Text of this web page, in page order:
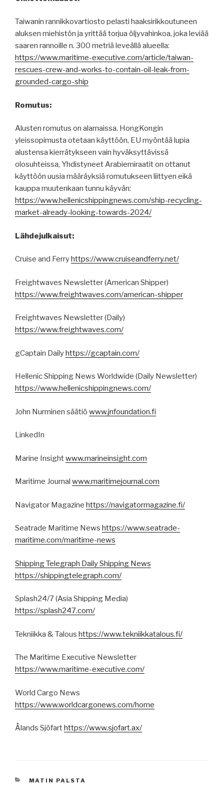
Taiwanin rannikkovartiosto pelasti haaksirikkoutuneen
aluksen miehistön ja yrittää torjua öljyvahinkoa, joka leviää
saaren rannoille n. 300 metriä leveällä alueella:
https://www.maritime-executive.com/article/taiwan-
rescues-crew-and-works-to-contain-oil-leak-from-
grounded-cargo-ship
Romutus:
Alusten romutus on alamaissa. HongKongin
yleissopimusta otetaan käyttöön, EU myöntää lupia
alustensa kierrätykseen vain hyväksyttävissä
olosuhteissa, Yhdistyneet Arabiemiraatit on ottanut
käyttöön uusia määräyksiä romutukseen liittyen eikä
kauppa muutenkaan tunnu käyvän:
https://www.hellenicshippingnews.com/ship-recycling-
market-already-looking-towards-2024/
Lähdejulkaisut:
Cruise and Ferryhttps://www.cruiseandferry.net/
Freightwaves Newsletter (American Shipper)
https://www.freightwaves.com/american-shipper
Freightwaves Newsletter (Daily)
https://www.freightwaves.com/
gCaptain Dailyhttps://gcaptain.com/
Hellenic Shipping News Worldwide (Daily Newsletter)
https://www.hellenicshippingnews.com/
John Nurminen säätiö www.jnfoundation.fi
LinkedIn
Marine Insightwww.marineinsight.com
Maritime Journal www.maritimejournal.com
Navigator Magazine https://navigatormagazine.fi/
Seatrade Maritime News https://www.seatrade-
maritime.com/maritime-news
Shipping Telegraph Daily Shipping News
https://shippingtelegraph.com/
Splash24/7 (Asia Shipping Media)
https://splash247.com/
Tekniikka & Talous https://www.tekniikkatalous.fi/
The Maritime Executive Newsletter
https://www.maritime-executive.com/
World Cargo News
https://www.worldcargonews.com/home
Ålands Sjöfarthttps://www.sjofart.ax/
KATEGORIAT
MATIN PALSTA